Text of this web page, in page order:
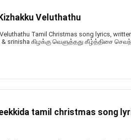
Veluthathu
Tamil Christmas song lyrics,
& srinisha கிழக்கு வெளுத்தது கீழ்த்திசை
tamil christmas